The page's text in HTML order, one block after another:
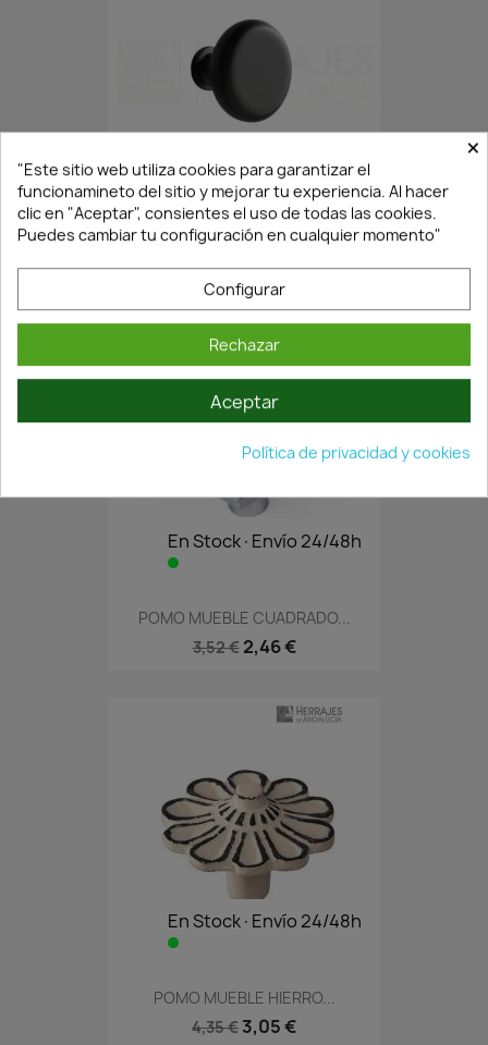
En Stock·Envío 24/48h
POMO MUEBLE REDONDO...
2,50 €1,75 €
En Stock·Envío 24/48h
POMO MUEBLE CUADRADO...
3,52 € 2,46 €
En Stock·Envío 24/48h
POMO MUEBLE HIERRO...
4,35 € 3,05 €
×
"Este sitio web utiliza cookies para garantizar el
funcionamineto del sitio y mejorar tu experiencia. Al hacer
clic en "Aceptar", consientes el uso de todas las cookies.
Puedes cambiar tu configuración en cualquier momento"
Configurar
Rechazar
Aceptar
Política de privacidad y cookies